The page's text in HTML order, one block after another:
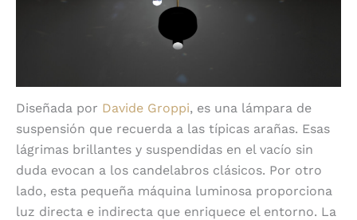
Diseñada por Davide Groppi, es una lámpara de
suspensión que recuerda a las típicas arañas. Esas
lágrimas brillantes y suspendidas en el vacío sin
duda evocan a los candelabros clásicos. Por otro
lado, esta pequeña máquina luminosa proporciona
luz directa e indirecta que enriquece el entorno. La